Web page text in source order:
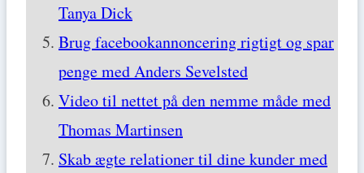
Tanya Dick
Brug facebookannoncering rigtigt og spar
penge med Anders Sevelsted
Video til nettet på den nemme måde med
Thomas Martinsen
Skab ægte relationer til dine kunder med